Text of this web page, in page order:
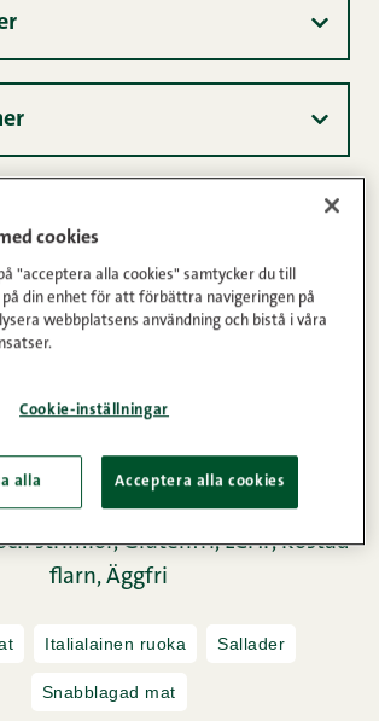
belönar dig på flera plan! Den är
och enkel att tillreda bland alla
kröner du med Snellmans rostade
strimlor,Glutenfri,LCHF,Rostad
flarn, Äggfri
Italialainen ruoka Sallader
Snabblagad mat
cookies
"acceptera alla cookies" samtycker du till
på din enhet för att förbättra navigeringen på
webbplatsens användning och bistå i våra
Cookie-inställningar
alla Acceptera alla cookies